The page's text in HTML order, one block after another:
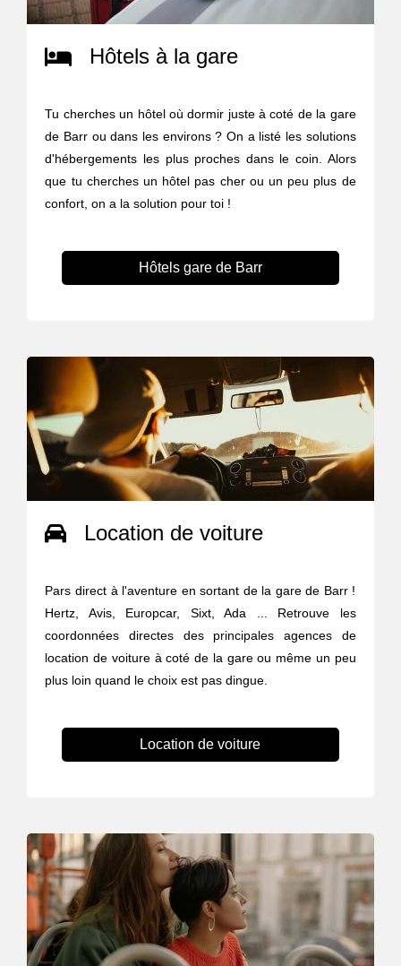
Hôtels à la gare
Tu cherches un hôtel où dormir juste à coté de la gare
de Barr ou dans les environs ? On a listé les solutions
d'hébergements les plus proches dans le coin. Alors
que tu cherches un hôtel pas cher ou un peu plus de
confort, on a la solution pour toi !
Hôtels gare de Barr
Location de voiture
Pars direct à l'aventure en sortant de la gare de Barr !
Hertz, Avis, Europcar, Sixt, Ada ... Retrouve les
coordonnées directes des principales agences de
location de voiture à coté de la gare ou même un peu
plus loin quand le choix est pas dingue.
Location de voiture